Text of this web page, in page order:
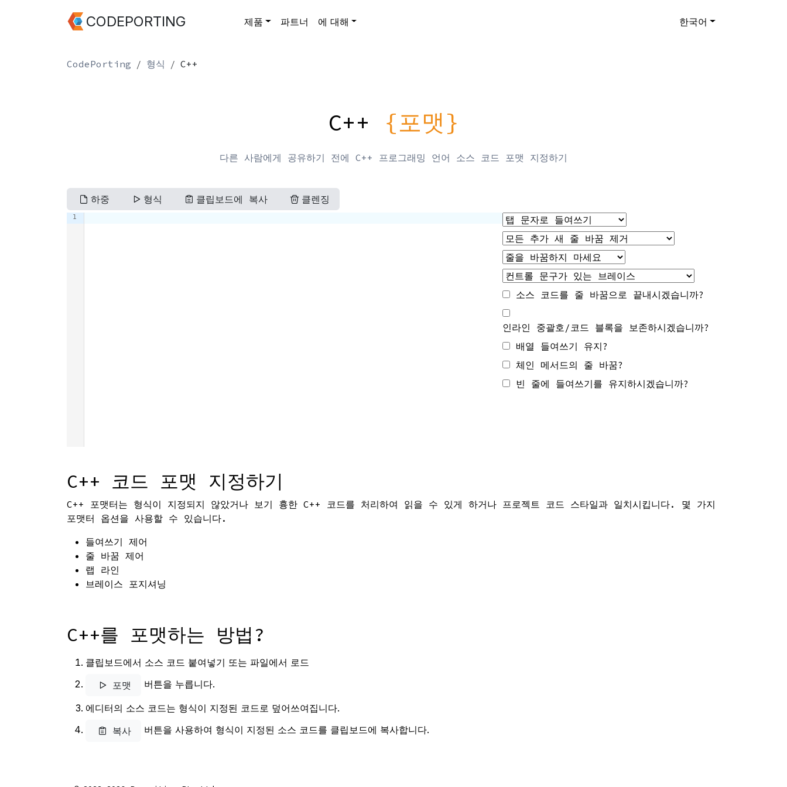
CODEPORTING 제품 파트너 에 대해 한국어
CodePorting 형식 C++
C++ {포맷}
다른 사람에게 공유하기 전에 C++ 프로그래밍 언어 소스 코드 포맷 지정하기
하중 형식 클립보드에 복사 클렌징
1
소스 코드를 줄 바꿈으로 끝내시겠습니까?
인라인 중괄호/코드 블록을 보존하시겠습니까?
배열 들여쓰기 유지?
체인 메서드의 줄 바꿈?
빈 줄에 들여쓰기를 유지하시겠습니까?
C++ 코드 포맷 지정하기
C++ 포맷터는 형식이 지정되지 않았거나 보기 흉한 C++ 코드를 처리하여 읽을 수 있게 하거나 프로젝트 코드 스타일과 일치시킵니다. 몇 가지
포맷터 옵션을 사용할 수 있습니다.
들여쓰기 제어
줄 바꿈 제어
랩 라인
브레이스 포지셔닝
C++를 포맷하는 방법?
클립보드에서 소스 코드 붙여넣기 또는 파일에서 로드
포맷
버튼을 누릅니다.
에디터의 소스 코드는 형식이 지정된 코드로 덮어쓰여집니다.
복사
버튼을 사용하여 형식이 지정된 소스 코드를 클립보드에 복사합니다.